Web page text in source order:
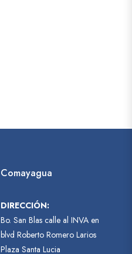
Comayagua
DIRECCIÓN:
Bo. San Blas calle al INVA en
blvd Roberto Romero Larios
Plaza Santa Lucia